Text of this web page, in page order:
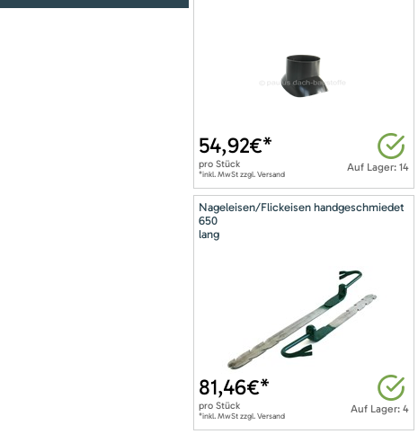
Auf Lager: 14
54,92€*
pro Stück
*inkl. MwSt zzgl. Versand
Nageleisen/Flickeisen handgeschmiedet
650
lang
Auf Lager: 4
81,46€*
pro Stück
*inkl. MwSt zzgl. Versand